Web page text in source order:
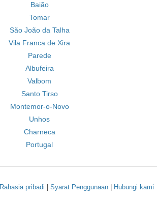
Baião
Tomar
São João da Talha
Vila Franca de Xira
Parede
Albufeira
Valbom
Santo Tirso
Montemor-o-Novo
Unhos
Charneca
Portugal
Rahasia pribadi Syarat Penggunaan Hubungi kami